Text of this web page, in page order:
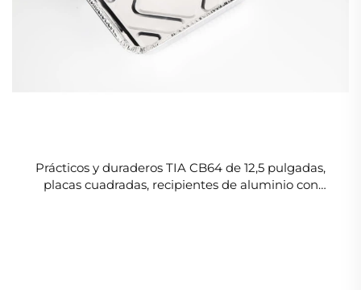
Prácticos y duraderos TIA CB64 de 12,5 pulgadas,
placas cuadradas, recipientes de aluminio con